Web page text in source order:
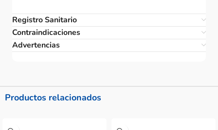
Registro Sanitario
Contraindicaciones
Advertencias
Productos relacionados